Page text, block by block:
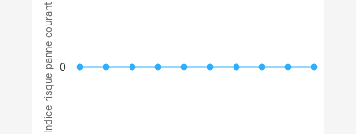
Indice risque panne courant 0